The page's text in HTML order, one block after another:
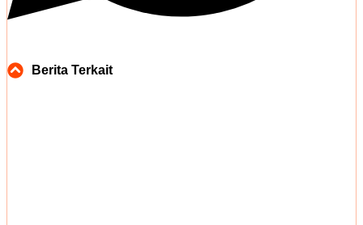
Berita Terkait